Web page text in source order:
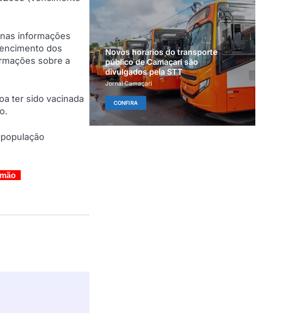
informações
dos
sobre a
ter sido vacinada
Novos horários do transporte
público de Camaçari são
divulgados pela STT
Jornal Camaçari
CONFIRA